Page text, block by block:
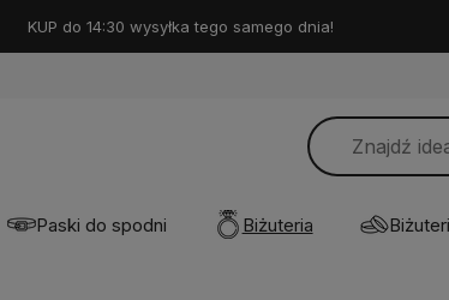
KUP do 14:30 wysyłka tego samego dnia!
Paski do spodni Biżuteria